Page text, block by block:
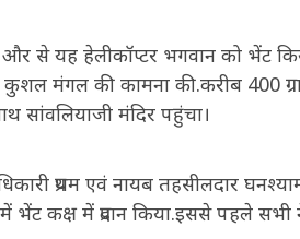
और से यह हेलीकॉप्टर भगवान को भेंट
मंगल की कामना की.करीब 400
सांवलियाजी मंदिर पहुंचा।
प्रथम एवं नायब तहसीलदार
में भेंट कक्ष में प्रदान किया.इससे पहले